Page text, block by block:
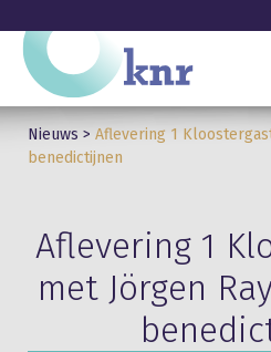
Nieuws > Aflevering 1
benedictijnen
Aflevering 1
met Jörgen